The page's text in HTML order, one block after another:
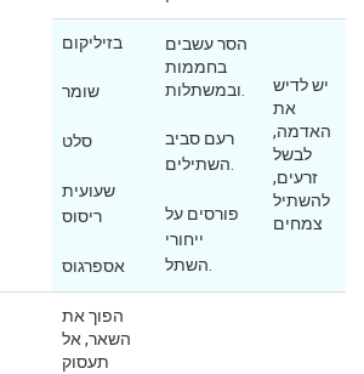
בזיליקום
שומר
סלט
שעועית
ריסוס
אספרגוס
הסר עשבים
בחממות
רעם סביב
פורסים על
ייחורי
יש לדיש
את
האדמה,
לבשל
זרעים,
להשתיל
צמחים
הפוך את
השאר, אל
תעסוק